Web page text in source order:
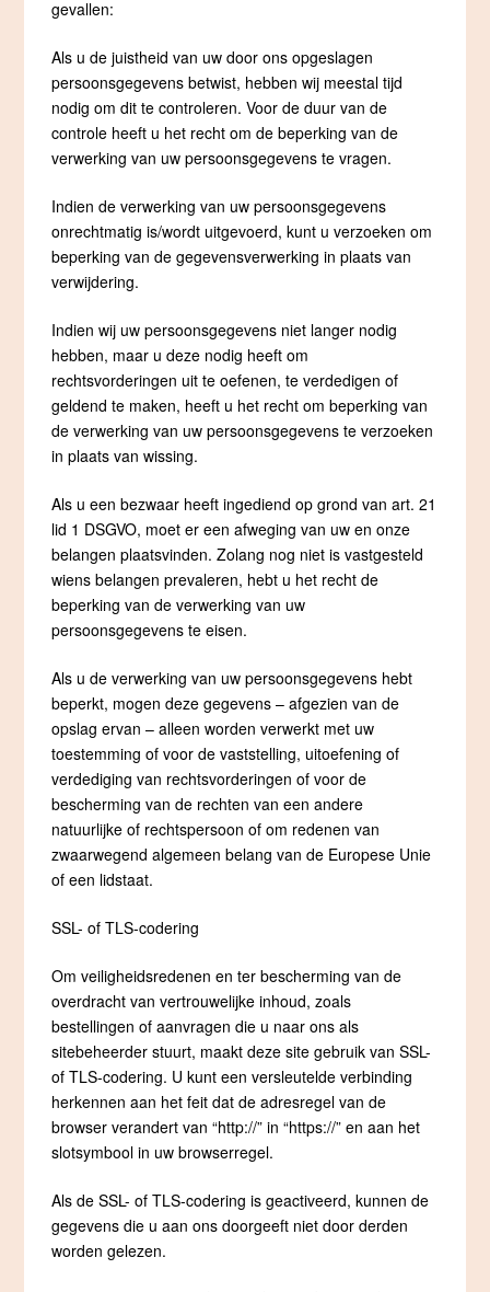
gevallen:
Als u de juistheid van uw door ons opgeslagen
persoonsgegevens betwist, hebben wij meestal tijd
nodig om dit te controleren. Voor de duur van de
controle heeft u het recht om de beperking van de
verwerking van uw persoonsgegevens te vragen.
Indien de verwerking van uw persoonsgegevens
onrechtmatig is/wordt uitgevoerd, kunt u verzoeken om
beperking van de gegevensverwerking in plaats van
verwijdering.
Indien wij uw persoonsgegevens niet langer nodig
hebben, maar u deze nodig heeft om
rechtsvorderingen uit te oefenen, te verdedigen of
geldend te maken, heeft u het recht om beperking van
de verwerking van uw persoonsgegevens te verzoeken
in plaats van wissing.
Als u een bezwaar heeft ingediend op grond van art. 21
lid 1 DSGVO, moet er een afweging van uw en onze
belangen plaatsvinden. Zolang nog niet is vastgesteld
wiens belangen prevaleren, hebt u het recht de
beperking van de verwerking van uw
persoonsgegevens te eisen.
Als u de verwerking van uw persoonsgegevens hebt
beperkt, mogen deze gegevens – afgezien van de
opslag ervan – alleen worden verwerkt met uw
toestemming of voor de vaststelling, uitoefening of
verdediging van rechtsvorderingen of voor de
bescherming van de rechten van een andere
natuurlijke of rechtspersoon of om redenen van
zwaarwegend algemeen belang van de Europese Unie
of een lidstaat.
SSL- of TLS-codering
Om veiligheidsredenen en ter bescherming van de
overdracht van vertrouwelijke inhoud, zoals
bestellingen of aanvragen die u naar ons als
sitebeheerder stuurt, maakt deze site gebruik van SSL-
of TLS-codering. U kunt een versleutelde verbinding
herkennen aan het feit dat de adresregel van de
browser verandert van “http://” in “https://” en aan het
slotsymbool in uw browserregel.
Als de SSL- of TLS-codering is geactiveerd, kunnen de
gegevens die u aan ons doorgeeft niet door derden
worden gelezen.